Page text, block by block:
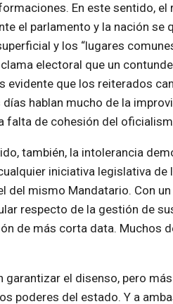
En este sentido, el
el parlamento y la nación se
y los “lugares
electoral que un
evidente que los reiterados
hablan mucho de la
falta de cohesión del
también, la intolerancia
iniciativa legislativa
del mismo Mandatario. Con
respecto de la gestión de
de más corta data. Muchos
garantizar el disenso, pero
poderes del estado. Y a